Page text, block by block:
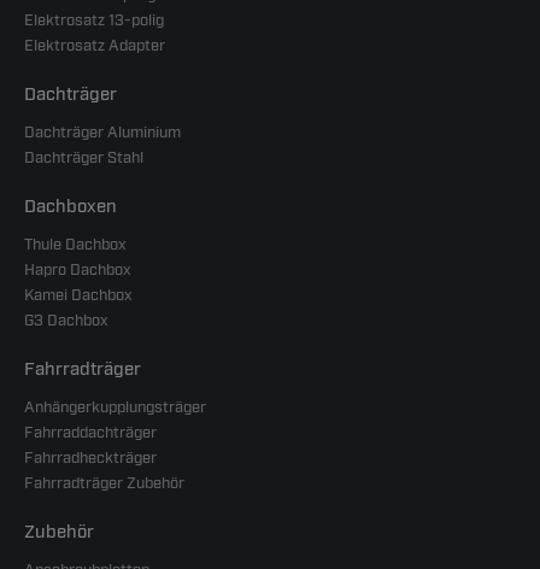
Elektrosatz 13-polig
Elektrosatz Adapter
Dachträger
Dachträger Aluminium
Dachträger Stahl
Dachboxen
Thule Dachbox
Hapro Dachbox
Kamei Dachbox
G3 Dachbox
Fahrradträger
Anhängerkupplungsträger
Fahrraddachträger
Fahrradheckträger
Fahrradträger Zubehör
Zubehör